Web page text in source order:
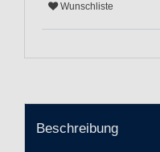
Wunschliste
Beschreibung